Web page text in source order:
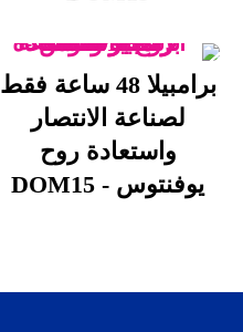
برامبيلا 48 ساعة فقط
لصناعة الانتصار
واستعادة روح
يوفنتوس - DOM15